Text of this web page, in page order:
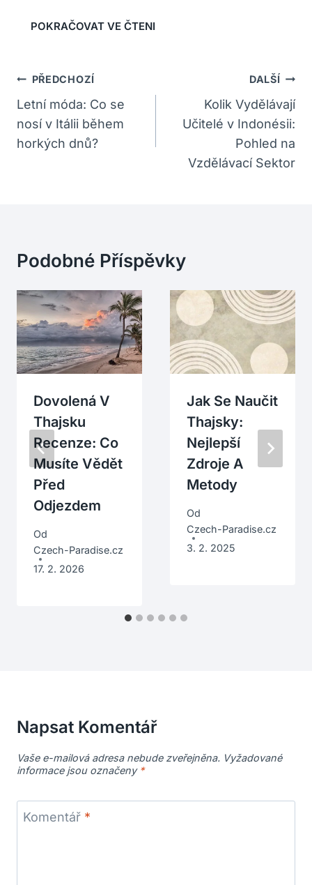
Navigace
Pro
Příspěvek
PŘEDCHOZÍ
Letní móda: Co se
nosí v Itálii během
horkých dnů?
DALŠÍ
Kolik Vydělávají
Učitelé v Indonésii:
Pohled na
Vzdělávací Sektor
Podobné Příspěvky
Dovolená V
Thajsku
Recenze: Co
Musíte Vědět
Před
Odjezdem
Od
Czech-Paradise.cz
17. 2. 2026
Jak Se Naučit
Thajsky:
Nejlepší
Zdroje A
Metody
Od
Czech-Paradise.cz
3. 2. 2025
Napsat Komentář
Vaše e-mailová adresa nebude zveřejněna. Vyžadované
informace jsou označeny *
Komentář *